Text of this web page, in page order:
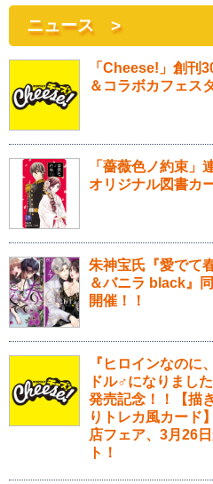
ニュース >
「Cheese!」創刊
＆コラボカフェス
「薔薇色ノ約束」
オリジナル図書カ
朱神宝氏『愛でて
＆バニラ black』
開催！！
『ヒロインなのに
ドル♂になりまし
発売記念！！【描
りトレカ風カード
店フェア、3月26
ト！